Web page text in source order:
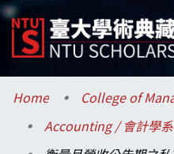
Communities &
Research Outputs
Home
Accounting / 會計學系